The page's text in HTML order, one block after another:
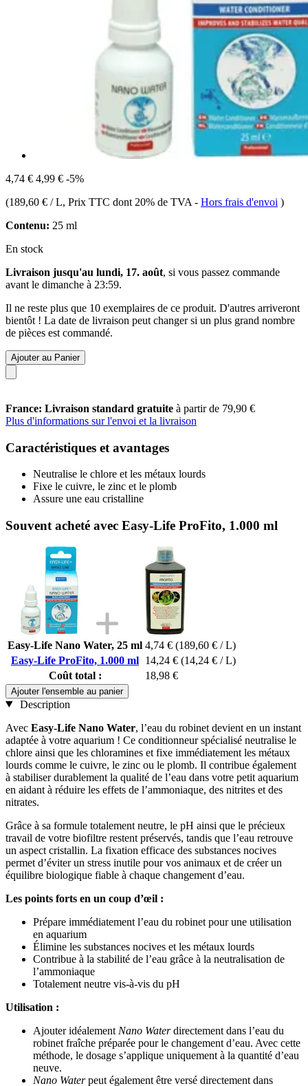
4,74 € 4,99 € -5%
(189,60 € / L, Prix TTC dont 20% de TVA - Hors frais d'envoi )
Contenu: 25 ml
En stock
Livraison jusqu'au lundi, 17. août, si vous passez commande
avant le dimanche à 23:59.
Il ne reste plus que 10 exemplaires de ce produit. D'autres arriveront
bientôt ! La date de livraison peut changer si un plus grand nombre
de pièces est commandé.
Ajouter au Panier
France: Livraison standard gratuite à partir de 79,90 €
Plus d'informations sur l'envoi et la livraison
Caractéristiques et avantages
Neutralise le chlore et les métaux lourds
Fixe le cuivre, le zinc et le plomb
Assure une eau cristalline
Souvent acheté avec Easy-Life ProFito, 1.000 ml
Easy-Life Nano Water, 25 ml 4,74 € (189,60 € / L)
Easy-Life ProFito, 1.000 ml 14,24 € (14,24 € / L)
Coût total :
18,98 €
Ajouter l'ensemble au panier
Description
Avec Easy-Life Nano Water, l’eau du robinet devient en un instant
adaptée à votre aquarium ! Ce conditionneur spécialisé neutralise le
chlore ainsi que les chloramines et fixe immédiatement les métaux
lourds comme le cuivre, le zinc ou le plomb. Il contribue également
à stabiliser durablement la qualité de l’eau dans votre petit aquarium
en aidant à réduire les effets de l’ammoniaque, des nitrites et des
nitrates.
Grâce à sa formule totalement neutre, le pH ainsi que le précieux
travail de votre biofiltre restent préservés, tandis que l’eau retrouve
un aspect cristallin. La fixation efficace des substances nocives
permet d’éviter un stress inutile pour vos animaux et de créer un
équilibre biologique fiable à chaque changement d’eau.
Les points forts en un coup d’œil :
Prépare immédiatement l’eau du robinet pour une utilisation
en aquarium
Élimine les substances nocives et les métaux lourds
Contribue à la stabilité de l’eau grâce à la neutralisation de
l’ammoniaque
Totalement neutre vis-à-vis du pH
Utilisation :
Ajouter idéalement Nano Waterdirectement dans l’eau du
robinet fraîche préparée pour le changement d’eau. Avec cette
méthode, le dosage s’applique uniquement à la quantité d’eau
neuve.
Nano Waterpeut également être versé directement dans